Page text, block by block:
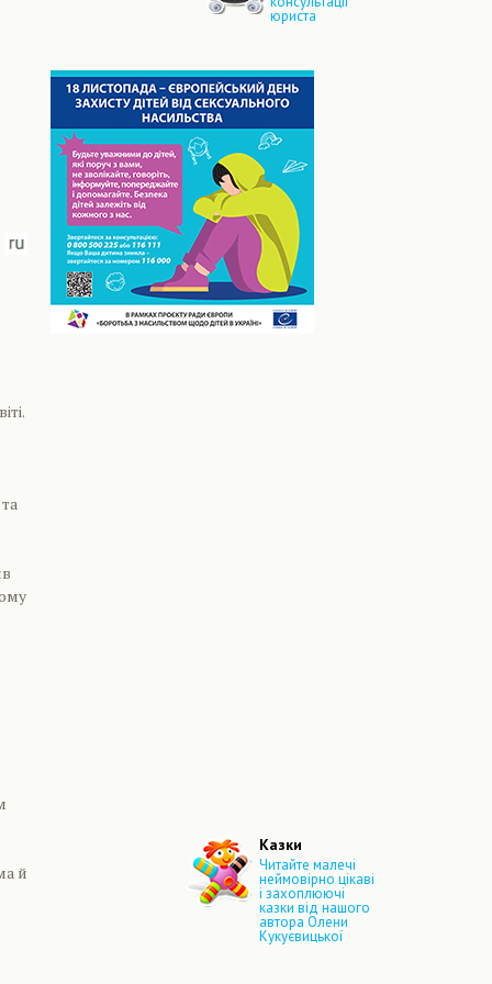
юриста
й
Казки
Читайте малечі
неймовірно цікаві
і захоплюючі
казки від нашого
автора Олени
Кукуєвицької